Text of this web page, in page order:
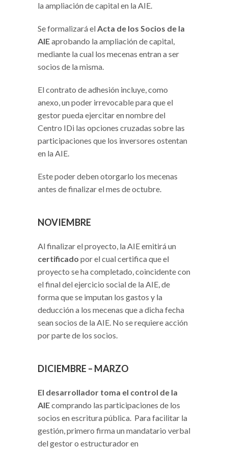
la ampliación de capital en la AIE.
Se formalizará elActa de los Socios de la
AIEaprobando la ampliación de capital,
mediante la cual los mecenas entran a ser
socios de la misma.
El contrato de adhesión incluye, como
anexo, un poder irrevocable para que el
gestor pueda ejercitar en nombre del
Centro IDi las opciones cruzadas sobre las
participaciones que los inversores ostentan
en la AIE.
Este poder deben otorgarlo los mecenas
antes de finalizar el mes de octubre.
NOVIEMBRE
Al finalizar el proyecto, la AIE emitirá un
certificado por el cual certifica que el
proyecto se ha completado, coincidente con
el final del ejercicio social de la AIE, de
forma que se imputan los gastos y la
deducción a los mecenas que a dicha fecha
sean socios de la AIE. No se requiere acción
por parte de los socios.
DICIEMBRE – MARZO
El desarrollador toma el control de la
AIEcomprando las participaciones de los
socios en escritura pública. Para facilitar la
gestión, primero firma un mandatario verbal
del gestor o estructurador en